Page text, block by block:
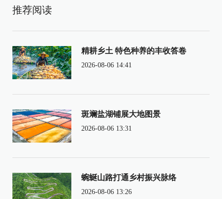
推荐阅读
精耕乡土 特色种养的丰收答卷
2026-08-06 14:41
斑斓盐湖铺展大地图景
2026-08-06 13:31
蜿蜒山路打通乡村振兴脉络
2026-08-06 13:26